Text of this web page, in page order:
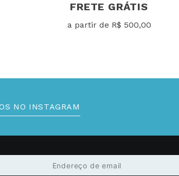
FRETE GRÁTIS
a partir de R$ 500,00
NO INSTAGRAM